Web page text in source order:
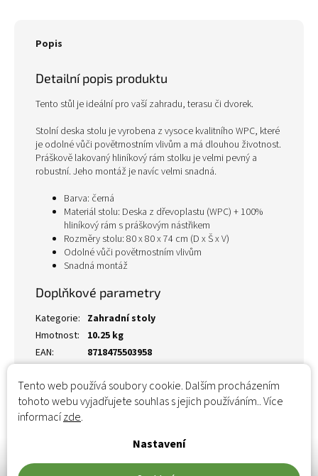
Tento web používá soubory cookie. Dalším procházením
tohoto webu vyjadřujete souhlas s jejich používáním.. Více
informacízde.
Nastavení
Popis
Detailní popis produktu
Tento stůl je ideální pro vaší zahradu, terasu či dvorek.
Stolní deska stolu je vyrobena z vysoce kvalitního WPC, které
je odolné vůči povětrnostním vlivům a má dlouhou životnost.
Práškově lakovaný hliníkový rám stolku je velmi pevný a
robustní. Jeho montáž je navíc velmi snadná.
Barva: černá
Materiál stolu: Deska z dřevoplastu (WPC) + 100%
hliníkový rám s práškovým nástřikem
Rozměry stolu: 80 x 80 x 74 cm (D x Š x V)
Odolné vůči povětrnostním vlivům
Snadná montáž
Doplňkové parametry
Kategorie: Zahradní stoly
Hmotnost:
10.25 kg
EAN: 8718475503958